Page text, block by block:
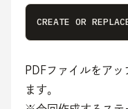
CREATE OR
PDFファイルをア
ます。